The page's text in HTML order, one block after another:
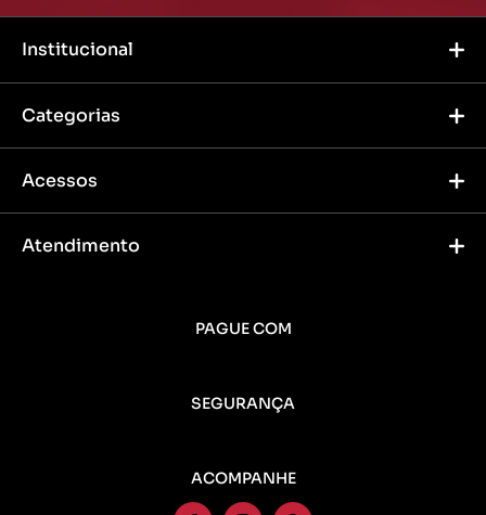
Institucional
Categorias
Acessos
Atendimento
PAGUE COM
SEGURANÇA
ACOMPANHE